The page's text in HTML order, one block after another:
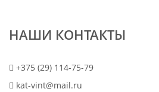
НАШИ КОНТАКТЫ
+375 (29) 114-75-79
kat-vint@mail.ru